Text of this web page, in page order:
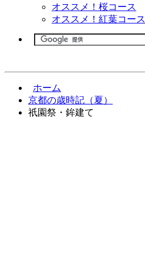
オススメ！桜コース
オススメ！紅葉コース
ホーム
京都の歳時記（夏）
祇園祭・鉾建て